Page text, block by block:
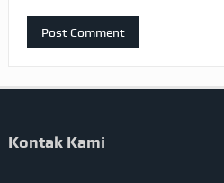
Kontak Kami